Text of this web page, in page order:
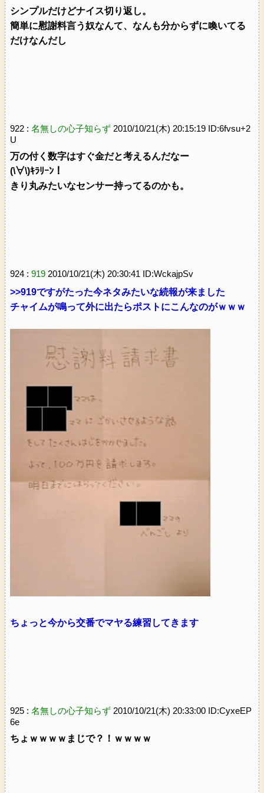
シンプルだけどナイス切り返し。
簡単に慰謝料言う奴なんて、なんも分からずに喚いてる
だけなんだし
922 : 名無しの心子知らず 2010/10/21(木) 20:15:19 ID:6fvsu+2
U
万の付く数字はすぐ金だと考えるんだなー
(\∀\)ｷﾗﾘｰﾝ！
きり丸みたいなセンサー持ってるのかも。
924 : 919 2010/10/21(木) 20:30:41 ID:WckajpSv
>>919ですがたった今ネタみたいな続報が来ました
チャイムが鳴って外に出たらポストにこんなのがｗｗｗ
ちょっと今から交番でマヤる練習してきます
925 : 名無しの心子知らず 2010/10/21(木) 20:33:00 ID:CyxeEP
6e
ちょｗｗｗｗまじで？！ｗｗｗｗ